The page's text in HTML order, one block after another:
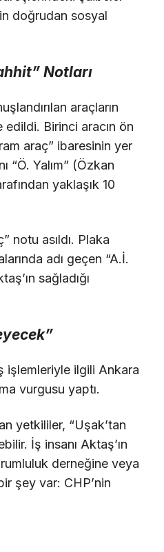
doğrudan sosyal
Notları
araçların
Birinci aracın ön
araç” ibaresinin yer
“Ö. Yalım” (Özkan
yaklaşık 10
notu asıldı. Plaka
adı geçen “A.İ.
sağladığı
işlemleriyle ilgili Ankara
vurgusu yaptı.
yetkililer, “Uşak’tan
İş insanı Aktaş’ın
derneğine veya
şey var: CHP’nin